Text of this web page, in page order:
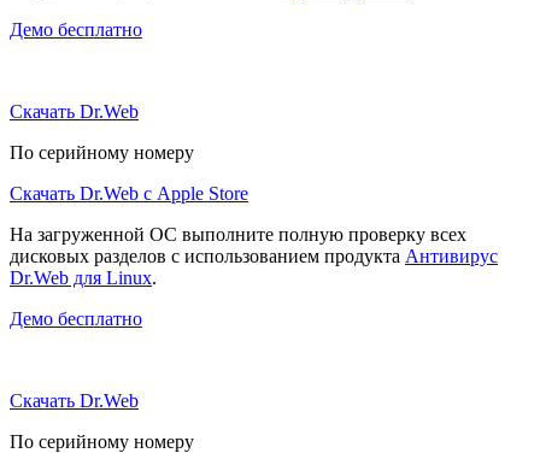
Демо бесплатно
Скачать Dr.Web
По серийному номеру
Скачать Dr.Web с Apple Store
На загруженной ОС выполните полную проверку всех
дисковых разделов с использованием продукта Антивирус
Dr.Web для Linux.
Демо бесплатно
Скачать Dr.Web
По серийному номеру